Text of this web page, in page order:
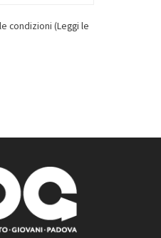
condizioni (Leggi le